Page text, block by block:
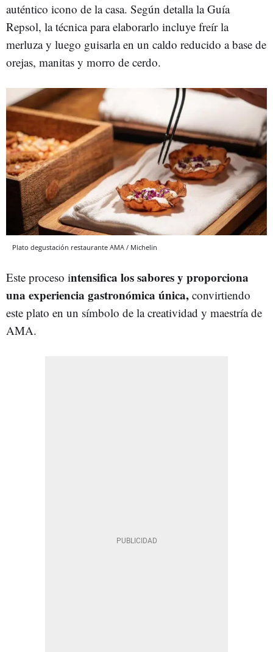
auténtico icono de la casa. Según detalla la Guía
Repsol, la técnica para elaborarlo incluye freír la
merluza y luego guisarla en un caldo reducido a base de
orejas, manitas y morro de cerdo.
Plato degustación restaurante AMA / Michelin
Este proceso intensifica los sabores y proporciona
una experiencia gastronómica única, convirtiendo
este plato en un símbolo de la creatividad y maestría de
AMA.